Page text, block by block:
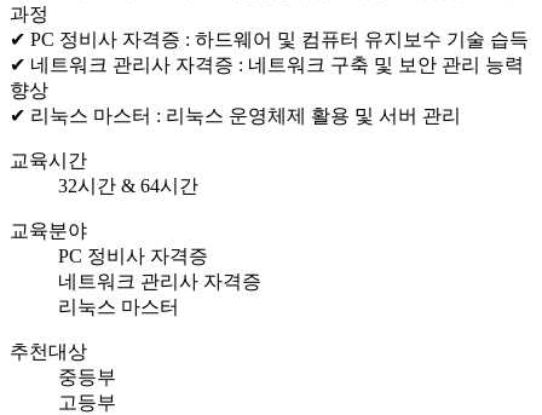
과정
✔ PC 정비사 자격증 : 하드웨어 및 컴퓨터 유지보수 기술 습득
✔ 네트워크 관리사 자격증 : 네트워크 구축 및 보안 관리 능력
향상
✔ 리눅스 마스터 : 리눅스 운영체제 활용 및 서버 관리
교육시간
32시간 & 64시간
교육분야
PC 정비사 자격증
네트워크 관리사 자격증
리눅스 마스터
추천대상
중등부
고등부